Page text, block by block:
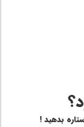
بدهید !